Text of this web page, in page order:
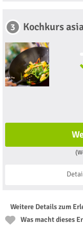
3 Kochkurs
Weitere Details zum
Was macht dieses